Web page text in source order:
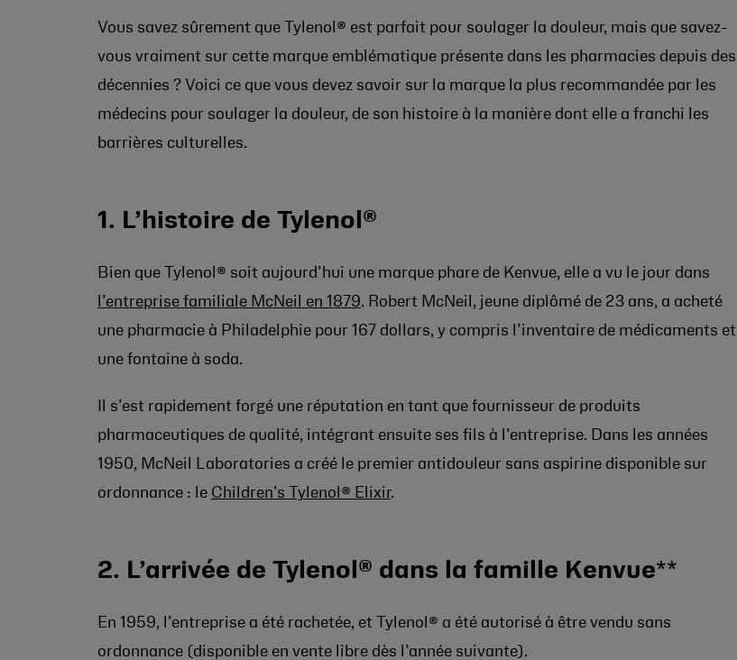
Vous savez sûrement que Tylenol® est parfait pour soulager la douleur, mais que savez-
vous vraiment sur cette marque emblématique présente dans les pharmacies depuis des
décennies ? Voici ce que vous devez savoir sur la marque la plus recommandée par les
médecins pour soulager la douleur, de son histoire à la manière dont elle a franchi les
barrières culturelles.
1. L’histoire de Tylenol®
Bien que Tylenol® soit aujourd’hui une marque phare de Kenvue, elle a vu le jour dans
l’entreprise familiale McNeil en 1879. Robert McNeil, jeune diplômé de 23 ans, a acheté
une pharmacie à Philadelphie pour 167 dollars, y compris l’inventaire de médicaments et
une fontaine à soda.
Il s’est rapidement forgé une réputation en tant que fournisseur de produits
pharmaceutiques de qualité, intégrant ensuite ses fils à l’entreprise. Dans les années
1950, McNeil Laboratories a créé le premier antidouleur sans aspirine disponible sur
ordonnance : le Children’s Tylenol® Elixir.
2. L’arrivée de Tylenol® dans la famille Kenvue**
En 1959, l’entreprise a été rachetée, et Tylenol® a été autorisé à être vendu sans
ordonnance (disponible en vente libre dès l’année suivante).